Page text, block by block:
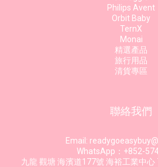
Philips Avent
Orbit Baby
TernX
Monai
精選產品
旅行用品
清貨專區
聯絡我們
Email:
WhatsApp：+852-
九龍 觀塘 海濱道177號 海裕工業中